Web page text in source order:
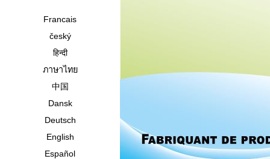
Francais
český
हिन्दी
ภาษาไทย
中国
Dansk
Deutsch
English
Español